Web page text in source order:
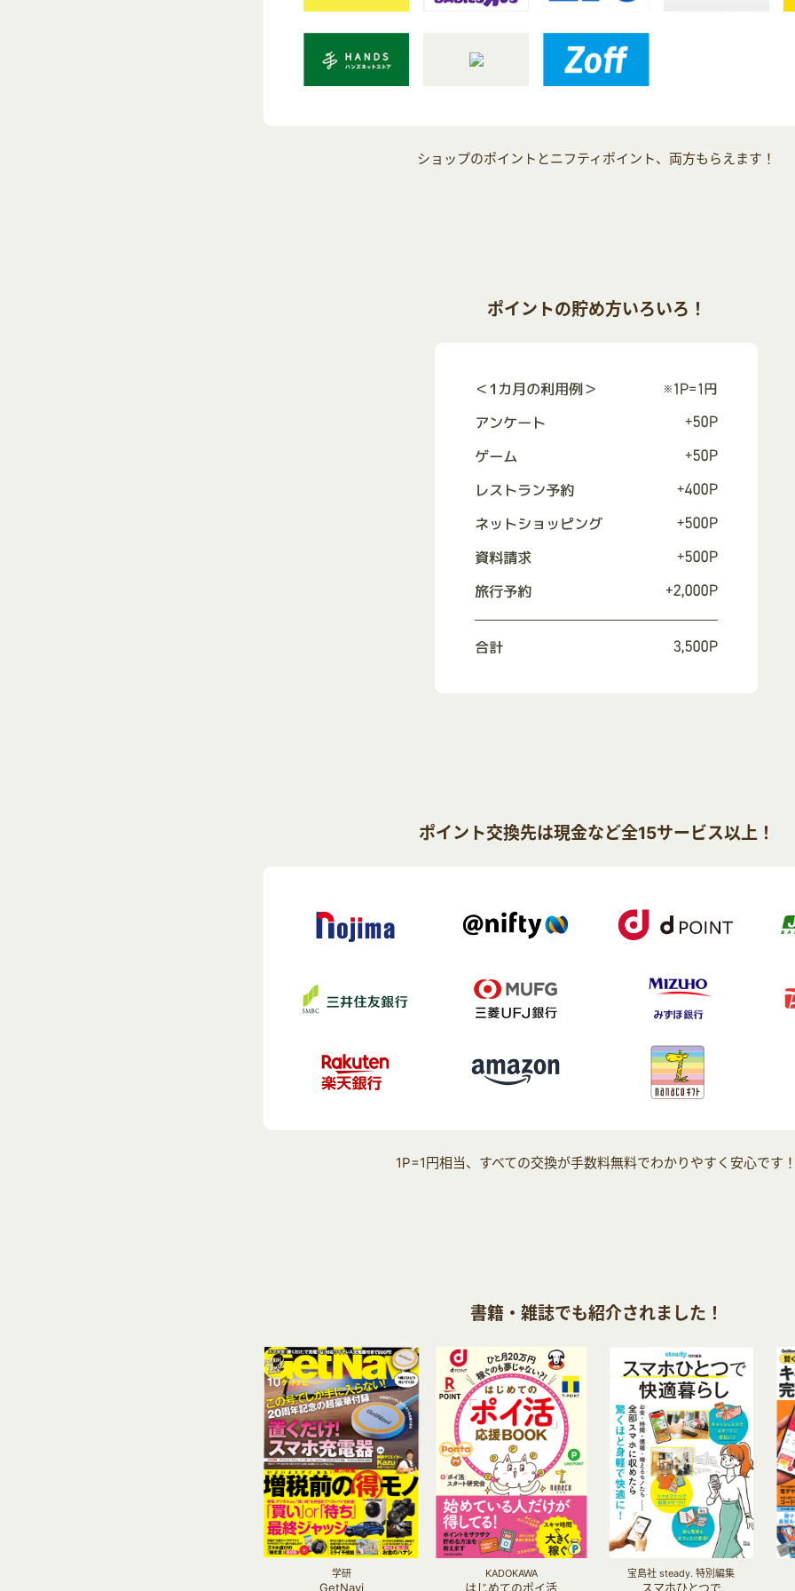
ショップのポイントとニフティポイント、両方もらえます！
ポイントの貯め方いろいろ！
ポイント交換先は現金など全15サービス以上！
1P=1円相当、すべての交換が手数料無料でわかりやすく安心です
書籍・雑誌でも紹介されました！
学研
GetNavi
KADOKAWA
はじめてのポイ活
宝島社 steady. 特別編集
スマホひとつで